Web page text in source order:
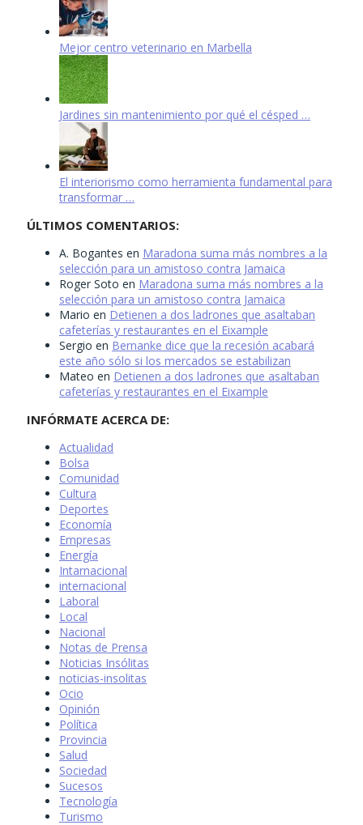
Mejor centro veterinario en Marbella
Jardines sin mantenimiento por qué el césped …
El interiorismo como herramienta fundamental para
transformar …
ÚLTIMOS COMENTARIOS:
A. Bogantes en Maradona suma más nombres a la
selección para un amistoso contra Jamaica
Roger Soto en Maradona suma más nombres a la
selección para un amistoso contra Jamaica
Mario en Detienen a dos ladrones que asaltaban
cafeterías y restaurantes en el Eixample
Sergio en Bernanke dice que la recesión acabará
este año sólo si los mercados se estabilizan
Mateo en Detienen a dos ladrones que asaltaban
cafeterías y restaurantes en el Eixample
INFÓRMATE ACERCA DE:
Actualidad
Bolsa
Comunidad
Cultura
Deportes
Economía
Empresas
Energía
Intarnacional
internacional
Laboral
Local
Nacional
Notas de Prensa
Noticias Insólitas
noticias-insolitas
Ocio
Opinión
Política
Provincia
Salud
Sociedad
Sucesos
Tecnología
Turismo